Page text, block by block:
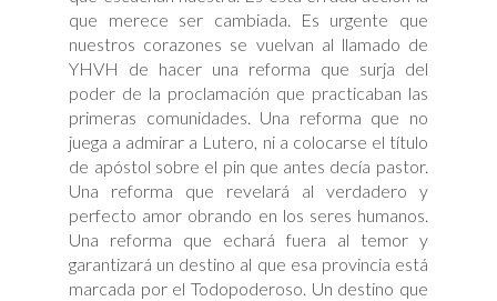
que merece ser cambiada. Es urgente que
nuestros corazones se vuelvan al llamado de
YHVH de hacer una reforma que surja del
poder de la proclamación que practicaban las
primeras comunidades. Una reforma que no
juega a admirar a Lutero, ni a colocarse el título
de apóstol sobre el pin que antes decía pastor.
Una reforma que revelará al verdadero y
perfecto amor obrando en los seres humanos.
Una reforma que echará fuera al temor y
garantizará un destino al que esa provincia está
marcada por el Todopoderoso. Un destino que